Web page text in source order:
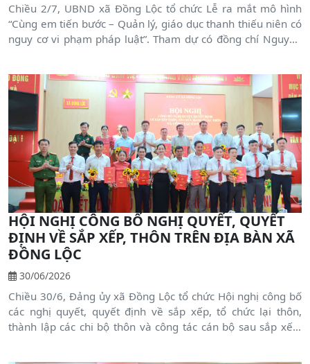
Chiều 2/7, UBND xã Đồng Lộc tổ chức Lễ ra mắt mô hình
“Cùng em tiến bước – Quản lý, giáo dục thanh thiếu niên có
nguy cơ vi phạm pháp luật”. Tham dự có đồng chí Nguyễn
tổ an ninh cơ sở.
HỘI NGHỊ CÔNG BỐ NGHỊ QUYẾT, QUYẾT
ĐỊNH VỀ SẮP XẾP, THÔN TRÊN ĐỊA BÀN XÃ
ĐỒNG LỘC
30/06/2026
Chiều 30/6, Đảng ủy xã Đồng Lộc tổ chức Hội nghị công bố
các nghị quyết, quyết định về sắp xếp, tổ chức lại thôn,
thành lập các chi bộ thôn và công tác cán bộ sau sắp xếp.